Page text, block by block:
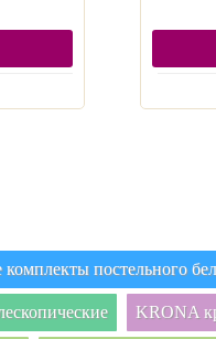
постельного
KRONA